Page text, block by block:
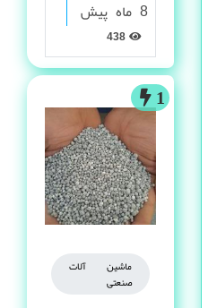
8 ماه پیش
1
ماشین آلات
صنعتی